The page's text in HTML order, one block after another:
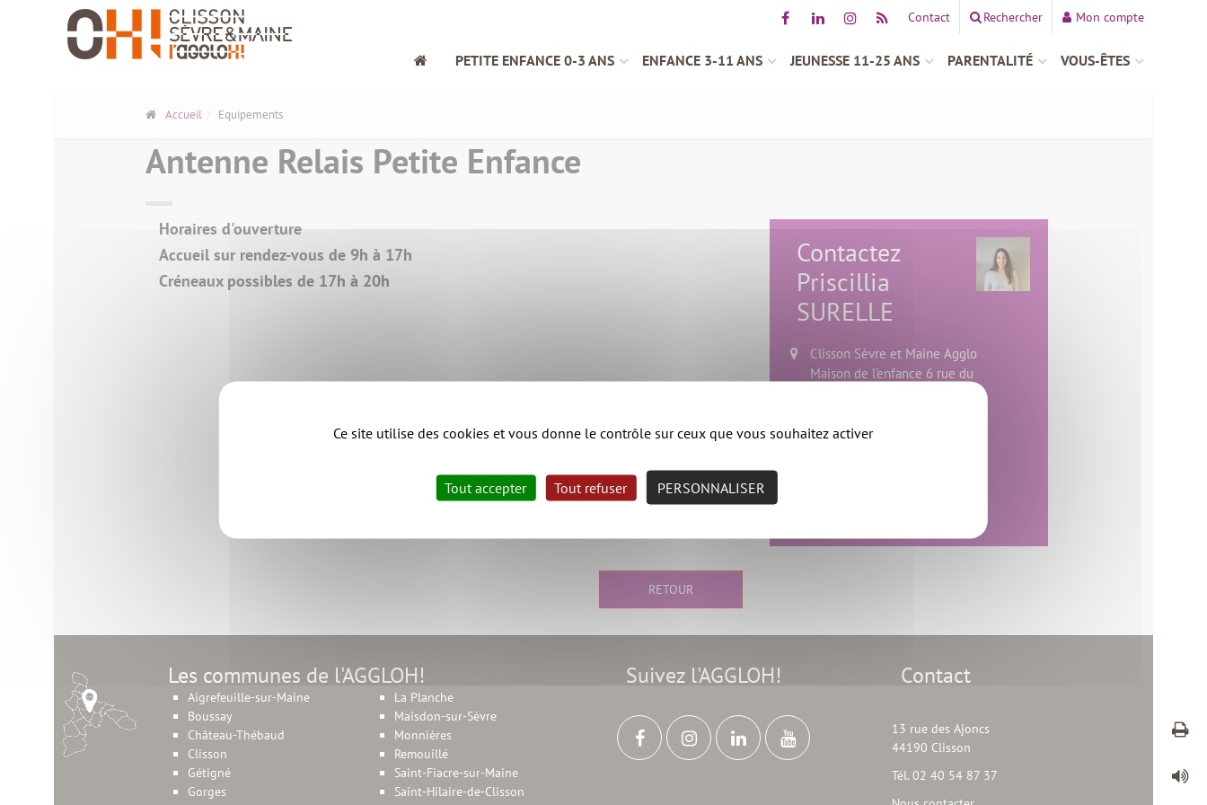
Contact Rechercher Mon compte
PETITE ENFANCE 0-3 ANS ENFANCE 3-11 ANS JEUNESSE 11-25 ANS PARENTALITÉ VOUS-ÊTES
Accueil Equipements
Antenne Relais Petite Enfance
Horaires d'ouverture
Accueil sur rendez-vous de 9h à 17h
Créneaux possibles de 17h à 20h
RETOUR
Contactez
Priscillia
SURELLE
Clisson Sèvre et Maine Agglo
Maison de l'enfance 6 rue du
02 40 54 54 64
Les communes de l'AGGLOH!
Aigrefeuille-sur-Maine
Boussay
Château-Thébaud
Clisson
Gétigné
Gorges
La Planche
Maisdon-sur-Sèvre
Monnières
Remouillé
Saint-Fiacre-sur-Maine
Saint-Hilaire-de-Clisson
Suivez l'AGGLOH! Contact
13 rue des Ajoncs
44190 Clisson
Tél. 02 40 54 87 37
Panneau de gestion des cookies
Ce site utilise des cookies et vous donne le contrôle sur ceux que vous souhaitez activer
Tout accepter Tout refuser PERSONNALISER